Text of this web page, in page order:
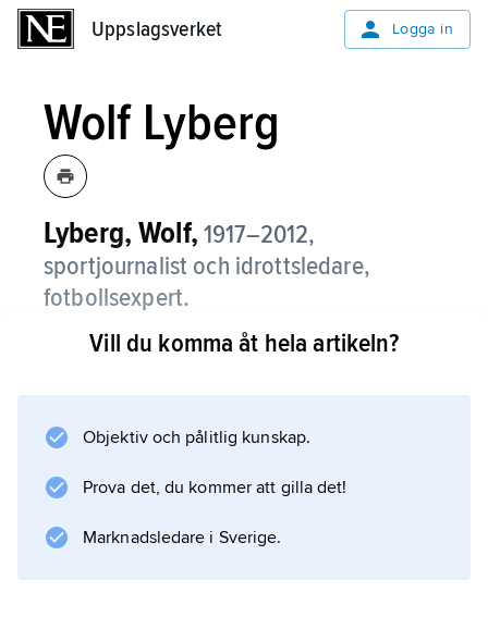
Uppslagsverket Logga in
Wolf Lyberg
Lyberg, Wolf, 1917–2012,
sportjournalist och idrottsledare,
fotbollsexpert.
Wolf Lyberg var verksam på Idrottsbladet
olympiska kommitté 1984–88.
Information om artikeln
Vill du komma åt hela artikeln?
Objektiv och pålitlig kunskap.
Prova det, du kommer att gilla det!
Marknadsledare i Sverige.